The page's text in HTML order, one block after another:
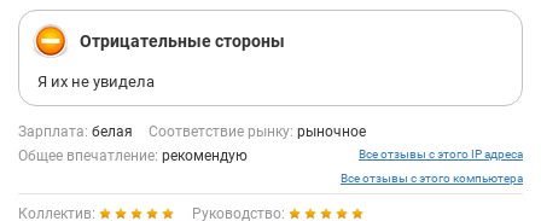
Отрицательные стороны
Я их не увидела
Зарплата: белая Соответствие рынку: рыночное
Общее впечатление: рекомендую
Все отзывы с этого IP адреса
Все отзывы с этого компьютера
Коллектив:
Руководство: